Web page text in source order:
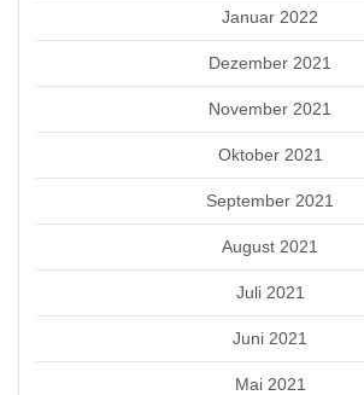
Januar 2022
Dezember 2021
November 2021
Oktober 2021
September 2021
August 2021
Juli 2021
Juni 2021
Mai 2021